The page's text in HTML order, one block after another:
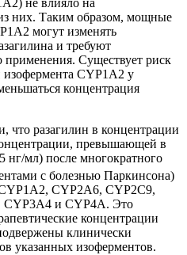
не влияло на
них. Таким образом, мощные
могут изменять
и требуют
применения. Существует риск
изофермента CYP1A2 у
концентрация
что разагилин в концентрации
превышающей в
нг/мл) после многократного
с болезнью Паркинсона)
CYP2A6, CYP2C9,
CYP3A4 и CYP4A. Это
концентрации
клинически
указанных изоферментов.